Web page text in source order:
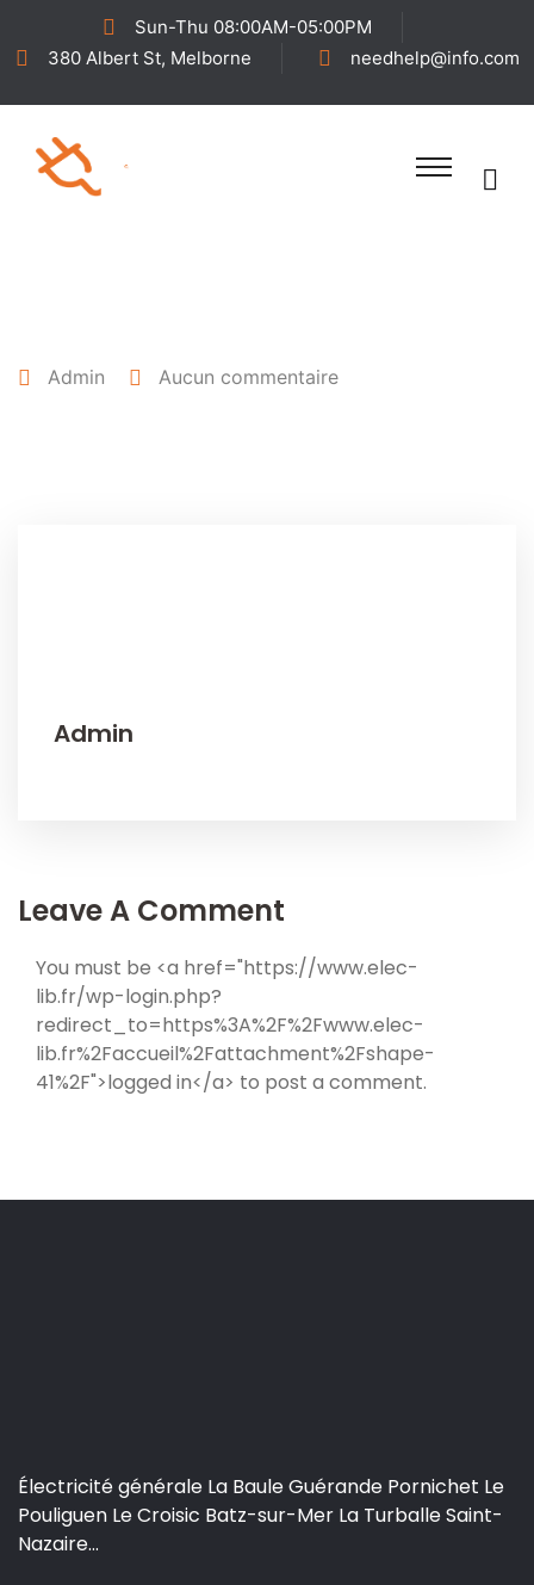
Sun-Thu 08:00AM-05:00PM
380 Albert St, Melborne
needhelp@info.com
Admin Aucun commentaire
Admin
Leave A Comment
You must be <a href="https://www.elec-
lib.fr/wp-login.php?
redirect_to=https%3A%2F%2Fwww.elec-
lib.fr%2Faccueil%2Fattachment%2Fshape-
41%2F">logged in</a> to post a comment.
Électricité générale La Baule Guérande Pornichet Le
Pouliguen Le Croisic Batz-sur-Mer La Turballe Saint-
Nazaire...